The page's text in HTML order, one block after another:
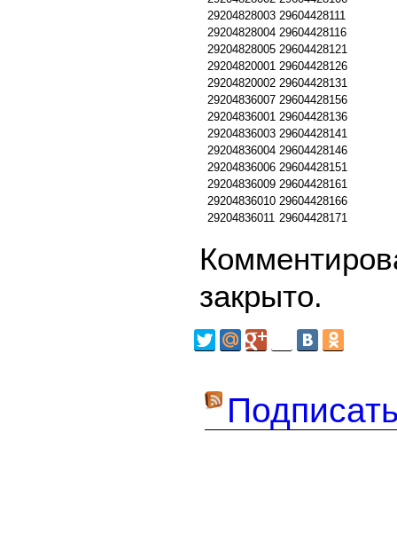
29204828003 29604428111
29204828004 29604428116
29204828005 29604428121
29204820001 29604428126
29204820002 29604428131
29204836007 29604428156
29204836001 29604428136
29204836003 29604428141
29204836004 29604428146
29204836006 29604428151
29204836009 29604428161
29204836010 29604428166
29204836011 29604428171
закрыто.